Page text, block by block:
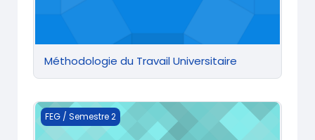
Méthodologie du Travail Universitaire
Microconomie 2
FEG / Semestre 2